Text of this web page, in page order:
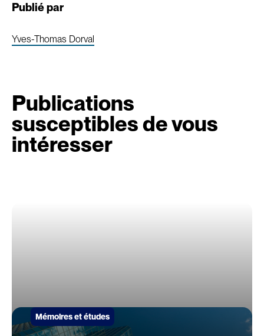
Publié par
Yves-Thomas Dorval
Publications
susceptibles de vous
intéresser
Mémoires et études